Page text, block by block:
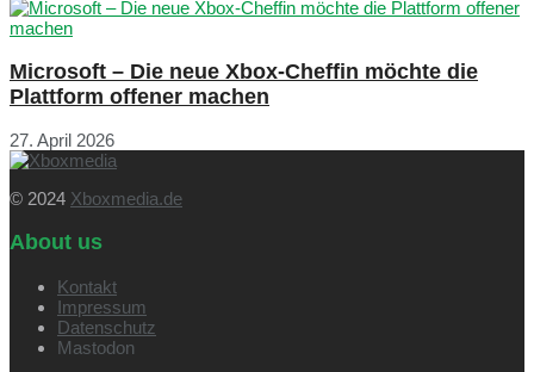
Microsoft – Die neue Xbox-Cheffin möchte die
Plattform offener machen
27. April 2026
© 2024 Xboxmedia.de
About us
Kontakt
Impressum
Datenschutz
Mastodon